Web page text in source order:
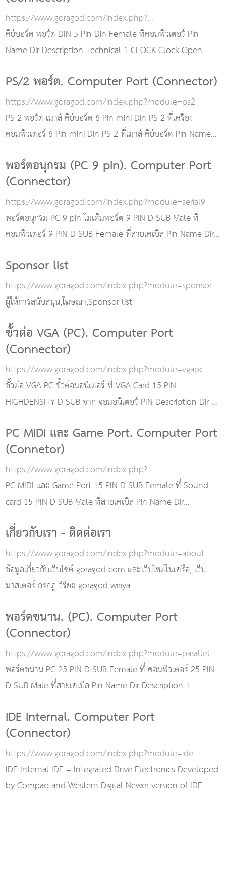
https://www.goragod.com/index.php?
module=keyboard5pc
คีย์บอร์ด พอร์ต DIN 5 Pin Din Female ที่คอมพิวเตอร์ Pin
Name Dir Description Technical 1 CLOCK Clock Open
PS/2 พอร์ต. Computer Port (Connector)
https://www.goragod.com/index.php?module=ps2
PS 2 พอร์ต เมาส์ คีย์บอร์ด 6 Pin mini Din PS 2 ที่เครื่อง
คอมพิวเตอร์ 6 Pin mini Din PS 2 ที่เมาส์ คีย์บอร์ด Pin Name
พอร์ตอนุกรม (PC 9 pin). Computer Port
(Connector)
https://www.goragod.com/index.php?module=serial9
พอร์ตอนุกรม PC 9 pin โมเด็มพอร์ต 9 PIN D SUB Male ที่
คอมพิวเตอร์ 9 PIN D SUB Female ที่สายเคเบิล Pin Name Dir
Sponsor list
https://www.goragod.com/index.php?module=sponsor
ผู้ให้การสนับสนุน,โฆษณา,Sponsor list
ขั้วต่อ VGA (PC). Computer Port
(Connector)
https://www.goragod.com/index.php?module=vgapc
ขั้วต่อ VGA PC ขั้วต่อมอนิเตอร์ ที่ VGA Card 15 PIN
HIGHDENSITY D SUB จาก จอมอนิเตอร์ PIN Description Dir 1
PC MIDI และ Game Port. Computer Port
(Connetor)
https://www.goragod.com/index.php?
module=midigameport
PC MIDI และ Game Port 15 PIN D SUB Female ที่ Sound
card 15 PIN D SUB Male ที่สายเคเบิล Pin Name Dir
เกี่ยวกับเรา - ติดต่อเรา
https://www.goragod.com/index.php?module=about
ข้อมูลเกี่ยวกับเว็บไซต์ goragod com และเว็บไซต์ในเครือ, เว็บ
มาสเตอร์ กรกฎ วิริยะ goragod wiriya
พอร์ตขนาน. (PC). Computer Port
(Connector)
https://www.goragod.com/index.php?module=parallel
พอร์ตขนาน PC 25 PIN D SUB Female ที่ คอมพิวเตอร์ 25 PIN
D SUB Male ที่สายเคเบิล Pin Name Dir Description 1
IDE Internal. Computer Port
(Connector)
https://www.goragod.com/index.php?module=ide
IDE Internal IDE = Integrated Drive Electronics Developed
by Compaq and Western Digital Newer version of IDE